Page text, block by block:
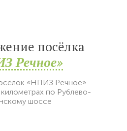
посёлка
Речное»
«НПИЗ Речное»
по Рублево-
шоссе